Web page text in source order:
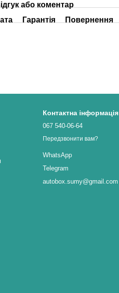
або коментар
Гарантія Повернення
Контактна інформація
067 540-06-64
Передзвонити вам?
WhatsApp
Telegram
autobox.sumy@gmail.com